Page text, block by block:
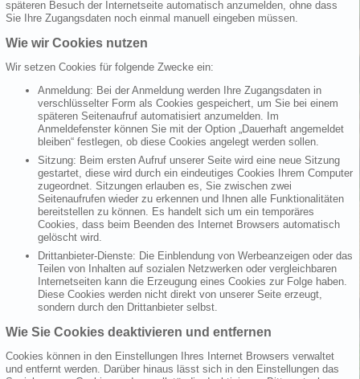
späteren Besuch der Internetseite automatisch anzumelden, ohne dass
Sie Ihre Zugangsdaten noch einmal manuell eingeben müssen.
Wie wir Cookies nutzen
Wir setzen Cookies für folgende Zwecke ein:
Anmeldung: Bei der Anmeldung werden Ihre Zugangsdaten in
verschlüsselter Form als Cookies gespeichert, um Sie bei einem
späteren Seitenaufruf automatisiert anzumelden. Im
Anmeldefenster können Sie mit der Option „Dauerhaft angemeldet
bleiben“ festlegen, ob diese Cookies angelegt werden sollen.
Sitzung: Beim ersten Aufruf unserer Seite wird eine neue Sitzung
gestartet, diese wird durch ein eindeutiges Cookies Ihrem Computer
zugeordnet. Sitzungen erlauben es, Sie zwischen zwei
Seitenaufrufen wieder zu erkennen und Ihnen alle Funktionalitäten
bereitstellen zu können. Es handelt sich um ein temporäres
Cookies, dass beim Beenden des Internet Browsers automatisch
gelöscht wird.
Drittanbieter-Dienste: Die Einblendung von Werbeanzeigen oder das
Teilen von Inhalten auf sozialen Netzwerken oder vergleichbaren
Internetseiten kann die Erzeugung eines Cookies zur Folge haben.
Diese Cookies werden nicht direkt von unserer Seite erzeugt,
sondern durch den Drittanbieter selbst.
Wie Sie Cookies deaktivieren und entfernen
Cookies können in den Einstellungen Ihres Internet Browsers verwaltet
und entfernt werden. Darüber hinaus lässt sich in den Einstellungen das